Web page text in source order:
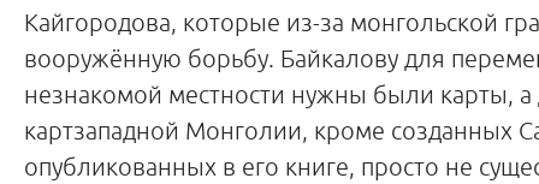
Кайгородова, которые из-за монгольской
вооружённую борьбу. Байкалову для
незнакомой местности нужны были карты, а
картзападной Монголии, кроме созданных
опубликованных в его книге, просто не